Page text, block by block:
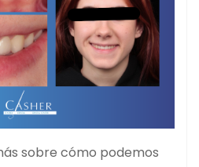
sobre cómo podemos